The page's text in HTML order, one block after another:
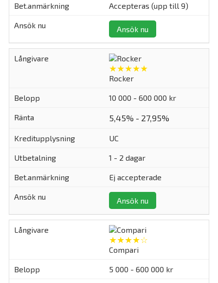
Accepteras (upp till 9)
Ansök nu
★★★★★
Rocker
10 000 - 600 000 kr
5,45% - 27,95%
UC
1 - 2 dagar
Ej accepterade
Ansök nu
★★★★☆
Compari
5 000 - 600 000 kr